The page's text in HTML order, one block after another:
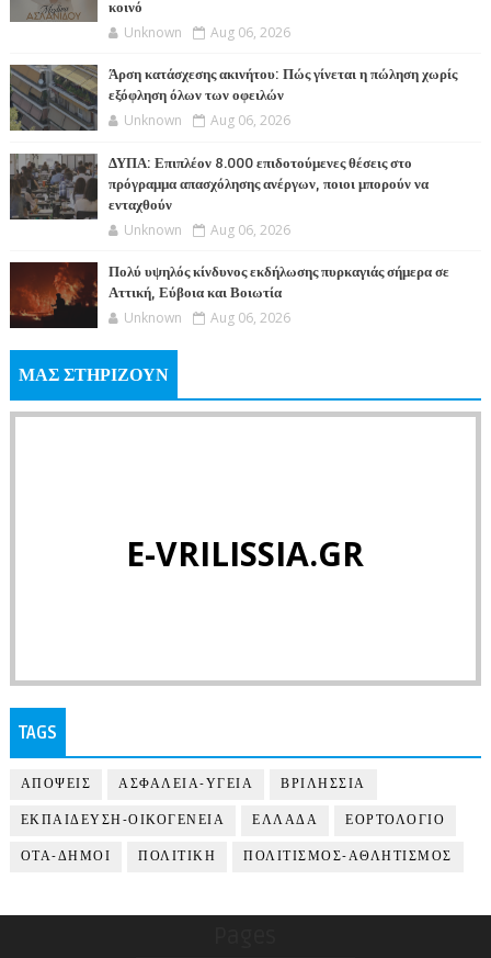
κοινό
Unknown Aug 06, 2026
Άρση κατάσχεσης ακινήτου: Πώς γίνεται η πώληση χωρίς
εξόφληση όλων των οφειλών
Unknown Aug 06, 2026
ΔΥΠΑ: Επιπλέον 8.000 επιδοτούμενες θέσεις στο
πρόγραμμα απασχόλησης ανέργων, ποιοι μπορούν να
ενταχθούν
Unknown Aug 06, 2026
Πολύ υψηλός κίνδυνος εκδήλωσης πυρκαγιάς σήμερα σε
Αττική, Εύβοια και Βοιωτία
Unknown Aug 06, 2026
ΜΑΣ ΣΤΗΡΙΖΟΥΝ
E-VRILISSIA.GR
TAGS
ΑΠΟΨΕΙΣ ΑΣΦΑΛΕΙΑ-ΥΓΕΙΑ ΒΡΙΛΗΣΣΙΑ
ΕΚΠΑΙΔΕΥΣΗ-ΟΙΚΟΓΕΝΕΙΑ ΕΛΛΑΔΑ ΕΟΡΤΟΛΟΓΙΟ
ΟΤΑ-ΔΗΜΟΙ ΠΟΛΙΤΙΚΗ ΠΟΛΙΤΙΣΜΟΣ-ΑΘΛΗΤΙΣΜΟΣ